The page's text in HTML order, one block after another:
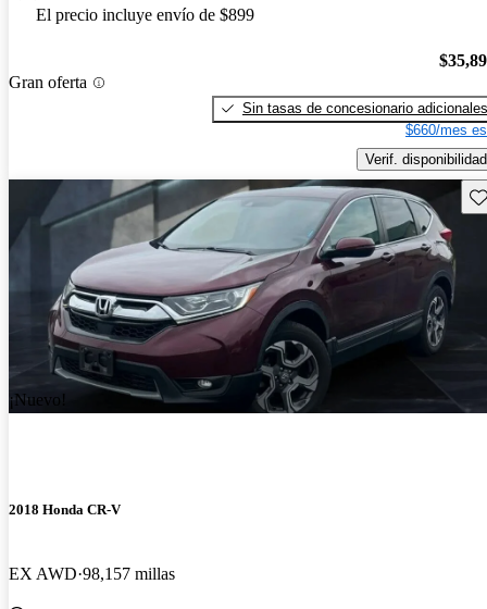
El precio incluye envío de $899
Gran oferta
Sin tasas de concesionario adicionales
$660/mes
Verif. disponibilidad
¡Nuevo!
2018 Honda CR-V
EX AWD 98,157 millas